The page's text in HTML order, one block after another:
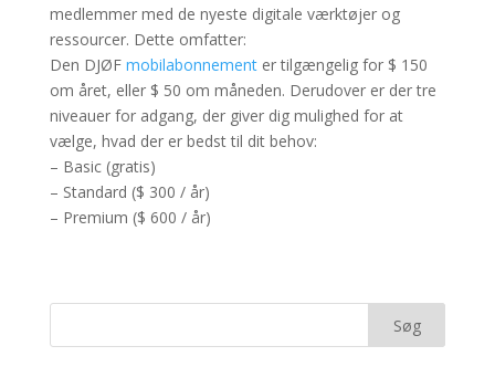
medlemmer med de nyeste digitale værktøjer og
ressourcer. Dette omfatter:
Den DJØF mobilabonnementer tilgængelig for $ 150
om året, eller $ 50 om måneden. Derudover er der tre
niveauer for adgang, der giver dig mulighed for at
vælge, hvad der er bedst til dit behov:
– Basic (gratis)
– Standard ($ 300 / år)
– Premium ($ 600 / år)